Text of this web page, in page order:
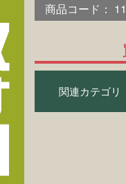
商品コード：
関連カテゴリ